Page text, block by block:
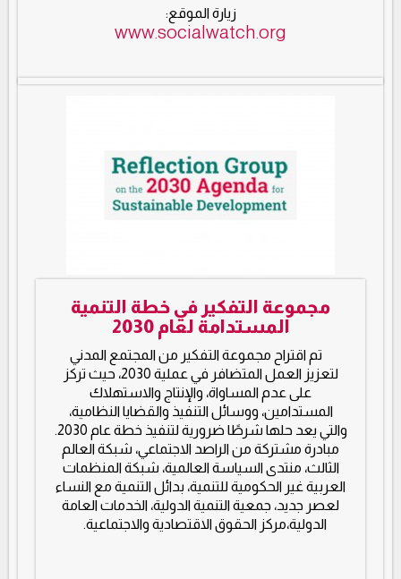
زيارة الموقع:
www.socialwatch.org
مجموعة التفكير في خطة التنمية
المستدامة لعام 2030
تم اقتراح مجموعة التفكير من المجتمع المدني
لتعزيز العمل المتضافر في عملية 2030، حيث تركز
على عدم المساواة، والإنتاج والاستهلاك
المستدامين، ووسائل التنفيذ والقضايا النظامية،
والتي يعد حلها شرطًا ضرورية لتنفيذ خطة عام 2030.
مبادرة مشتركة من الراصد الاجتماعي، شبكة العالم
الثالث، منتدى السياسة العالمية، شبكة المنظمات
العربية غير الحكومية للتنمية، بدائل التنمية مع النساء
لعصر جديد، جمعية التنمية الدولية، الخدمات العامة
الدولية،مركز الحقوق الاقتصادية والاجتماعية.